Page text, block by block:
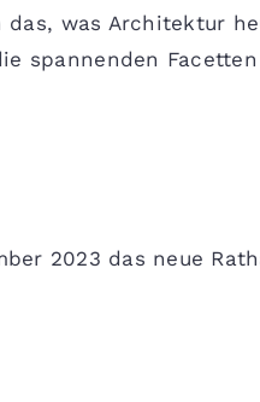
was Architektur
spannenden
2023 das neue